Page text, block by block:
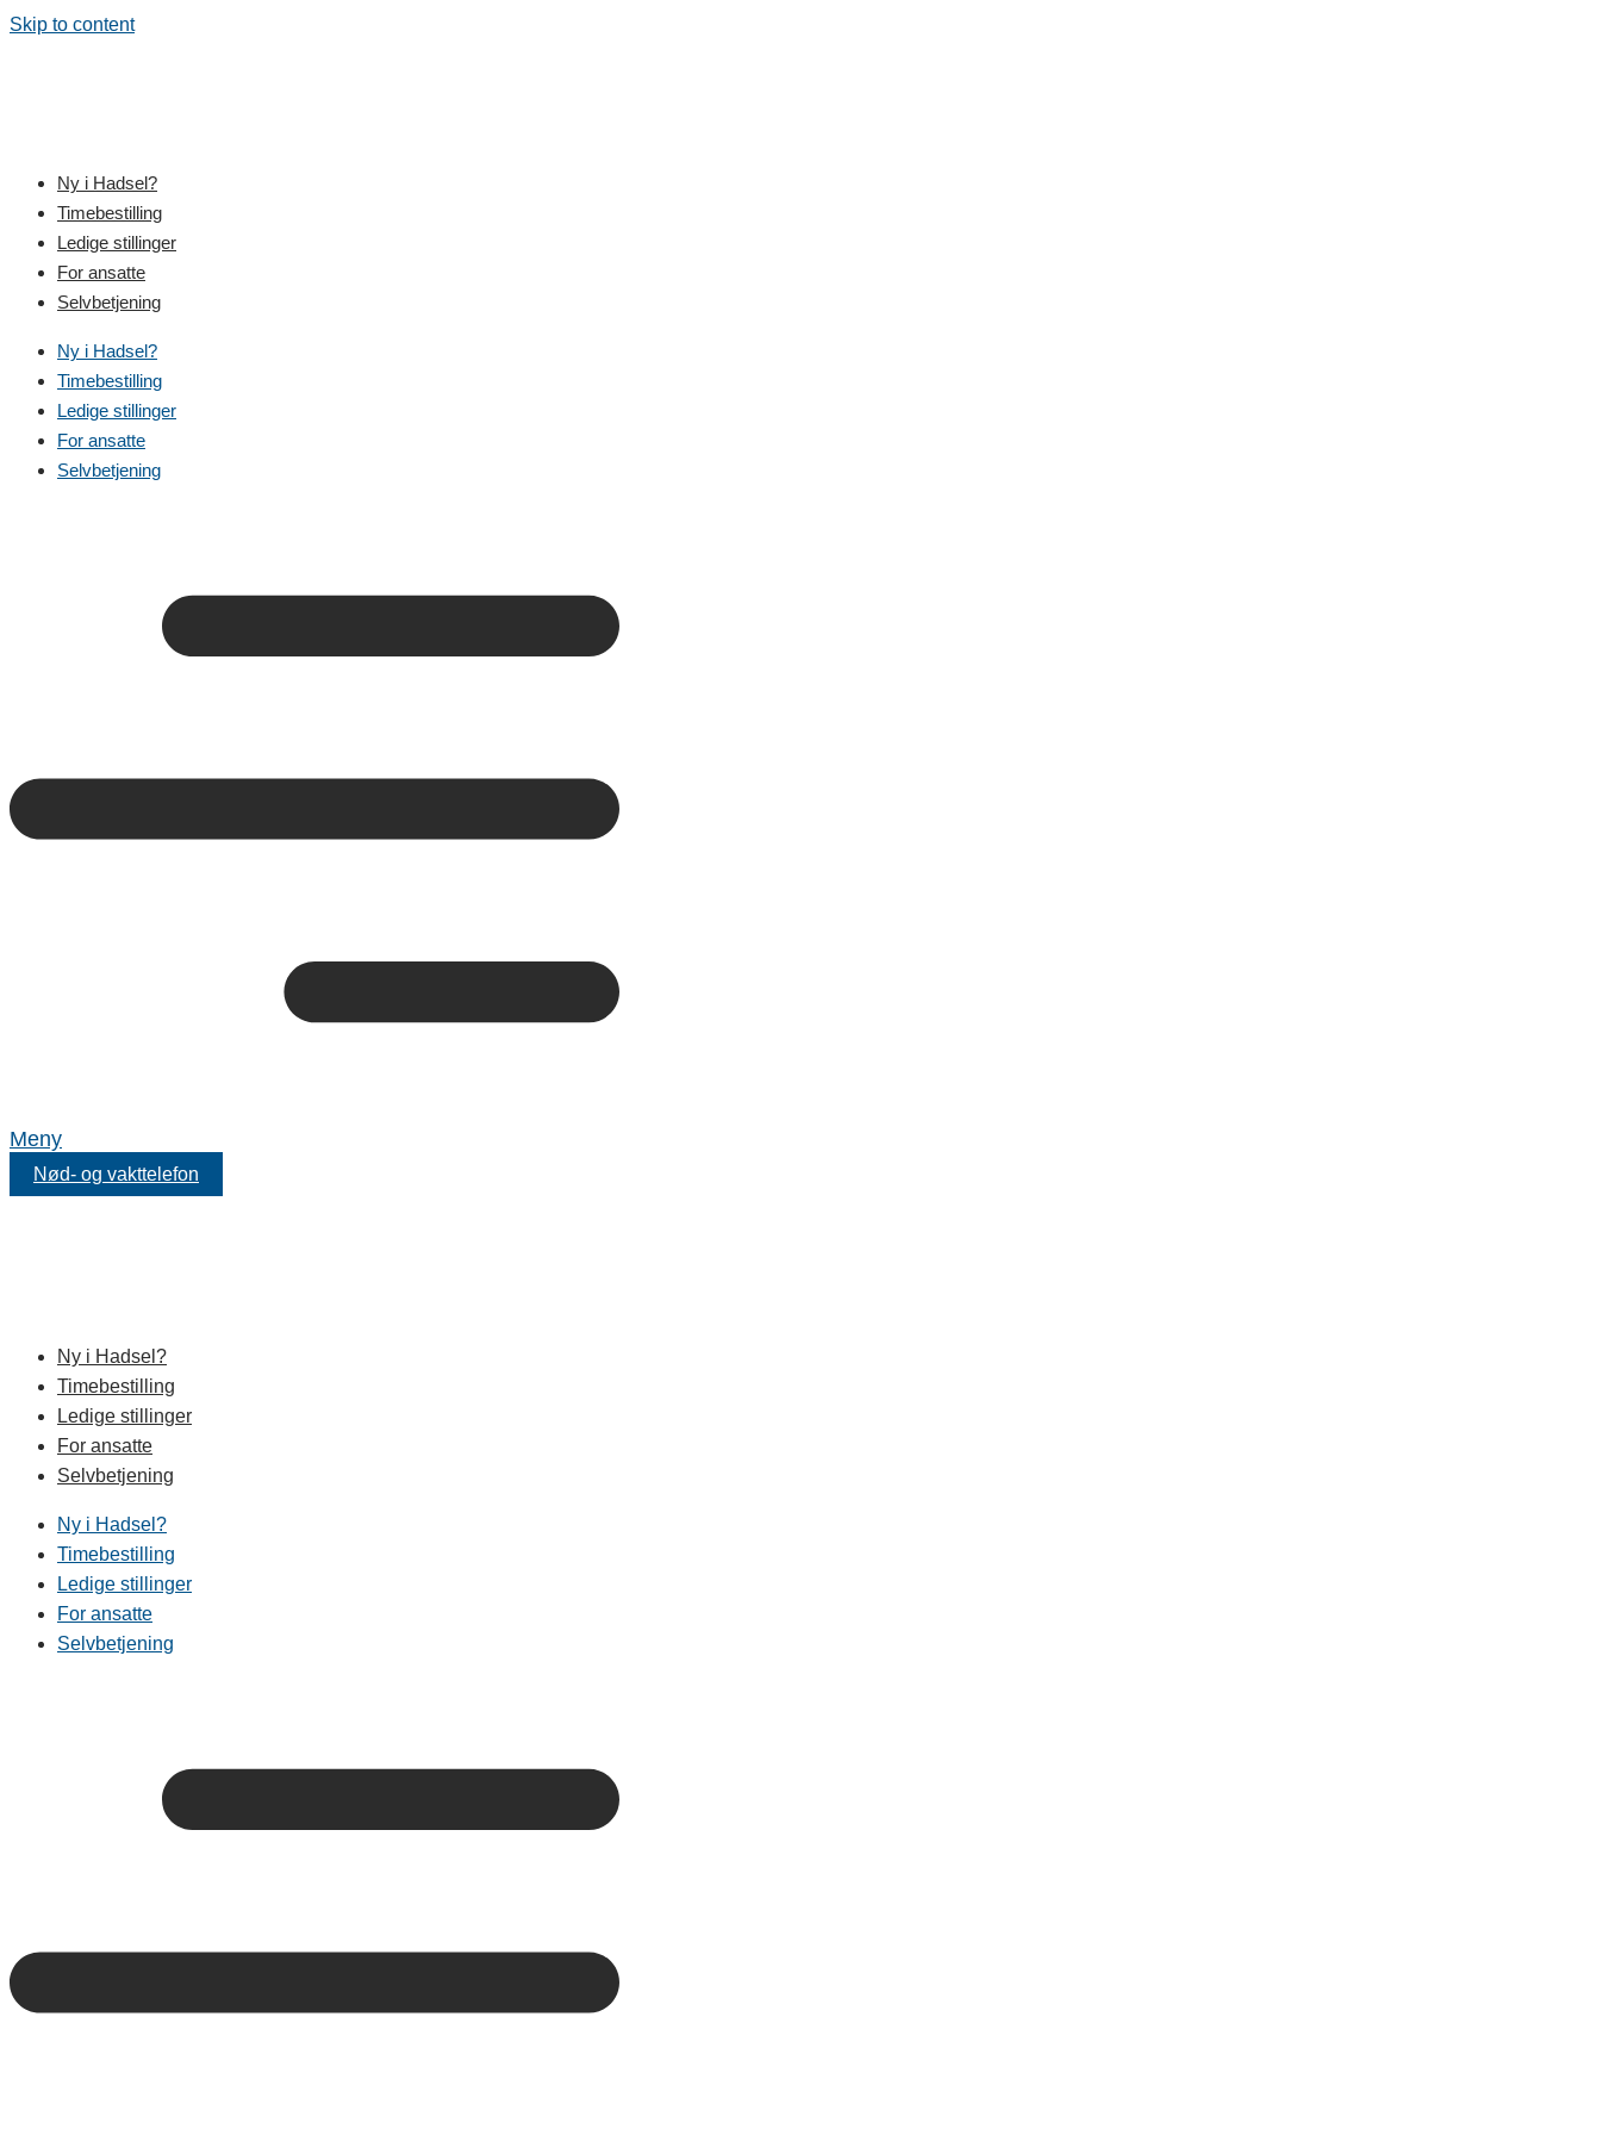
Skip to content
Ny i Hadsel?
Timebestilling
Ledige stillinger
For ansatte
Selvbetjening
Ny i Hadsel?
Timebestilling
Ledige stillinger
For ansatte
Selvbetjening
Meny
Nød- og vakttelefon
Ny i Hadsel?
Timebestilling
Ledige stillinger
For ansatte
Selvbetjening
Ny i Hadsel?
Timebestilling
Ledige stillinger
For ansatte
Selvbetjening